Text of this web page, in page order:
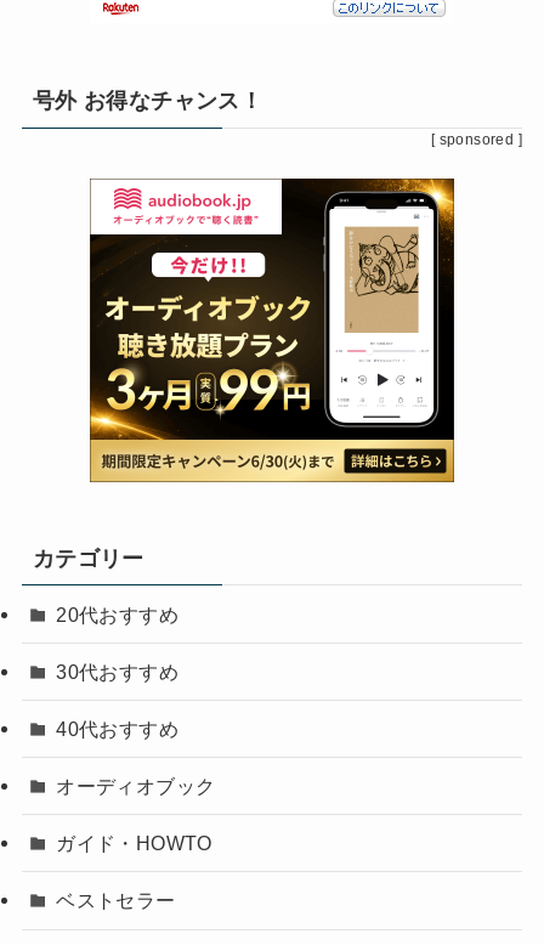
号外 お得なチャンス！
[ sponsored ]
カテゴリー
20代おすすめ
30代おすすめ
40代おすすめ
オーディオブック
ガイド・HOWTO
ベストセラー